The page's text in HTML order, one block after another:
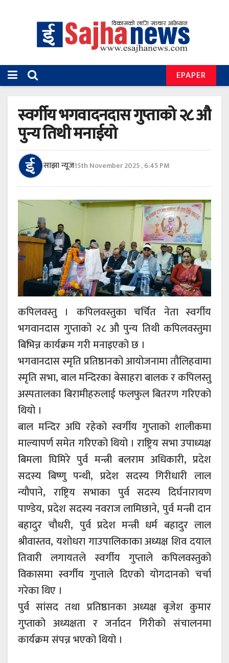
EPAPER
स्वर्गीय भगवादनदास गुप्ताको २८ औ
पुन्य तिथी मनाईयो
साझा न्यूज15th November 2025 , 6:45 PM
कपिलवस्तु । कपिलवस्तुका चर्चित नेता स्वर्गीय
भगवानदास गुप्ताको २८ औ पुन्य तिथी कपिलवस्तुमा
बिभिन्न कार्यक्रम गरी मनाइएको छ ।
भगवानदास स्मृति प्रतिष्ठानको आयोजनामा तौलिहवामा
स्मृति सभा, बाल मन्दिरका बेसाहरा बालक र कपिलस्तु
अस्पतालका बिरामीहरुलाई फलफुल बितरण गरिएको
थियो ।
बाल मन्दिर अघि रहेको स्वर्गीय गुप्ताको शालीकमा
माल्यापर्ण समेत गरिएको थियो । राष्ट्रिय सभा उपाध्यक्ष
बिमला घिमिरे पुर्व मन्त्री बलराम अधिकारी, प्रदेश
सदस्य बिष्णु पन्थी, प्रदेश सदस्य गिरीधारी लाल
न्यौपाने, राष्ट्रिय सभाका पुर्व सदस्य दिर्घनारायण
पाण्डेय, प्रदेश सदस्य नवराज लामिछाने, पुर्व मन्त्री दान
बहादुर चौधरी, पुर्व प्रदेश मन्त्री धर्म बहादुर लाल
श्रीवास्तव, यशोधरा गाउपालिकाका अध्यक्ष शिव दयाल
तिवारी लगायतले स्वर्गीय गुप्ताले कपिलवस्तुको
विकासमा स्वर्गीय गुप्ताले दिएको योगदानको चर्चा
गरेका थिए ।
पुर्व सांसद तथा प्रतिष्ठानका अध्यक्ष बृजेश कुमार
गुप्ताको अध्यक्षता र जर्नादन गिरीको संचालनमा
कार्यक्रम संपन्न भएको थियो ।